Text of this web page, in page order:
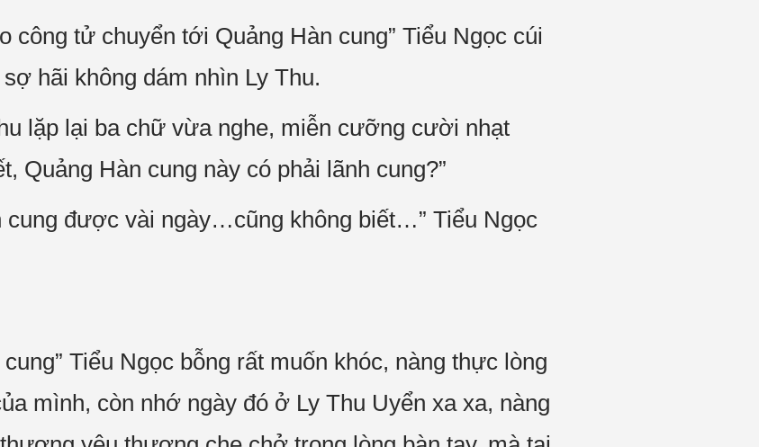
công tử chuyển tới Quảng Hàn cung” Tiểu Ngọc cúi
hãi không dám nhìn Ly Thu.
lặp lại ba chữ vừa nghe, miễn cưỡng cười nhạt
Quảng Hàn cung này có phải lãnh cung?”
được vài ngày…cũng không biết…” Tiểu Ngọc
Tiểu Ngọc bỗng rất muốn khóc, nàng thực lòng
mình, còn nhớ ngày đó ở Ly Thu Uyển xa xa, nàng